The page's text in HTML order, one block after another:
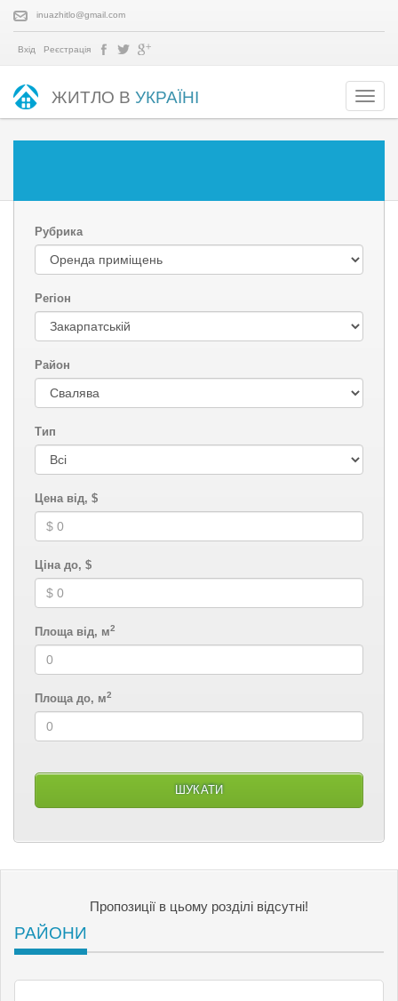
inuazhitlo@gmail.com
Вхід Реєстрація
ЖИТЛО В УКРАЇНІ
Рубрика
Регіон
Район
Тип
Цена від, $
Ціна до, $
Площа від, м2
Площа до, м2
Пропозиції в цьому розділі відсутні!
РАЙОНИ